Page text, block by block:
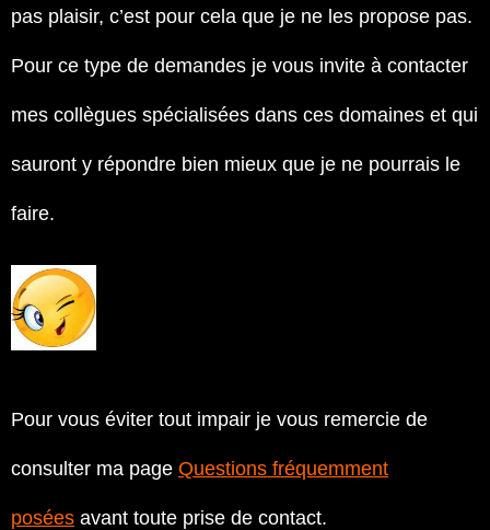
pas plaisir, c’est pour cela que je ne les propose pas.
Pour ce type de demandes je vous invite à contacter
mes collègues spécialisées dans ces domaines et qui
sauront y répondre bien mieux que je ne pourrais le
faire.
Pour vous éviter tout impair je vous remercie de
consulter ma page Questions fréquemment
posées avant toute prise de contact.